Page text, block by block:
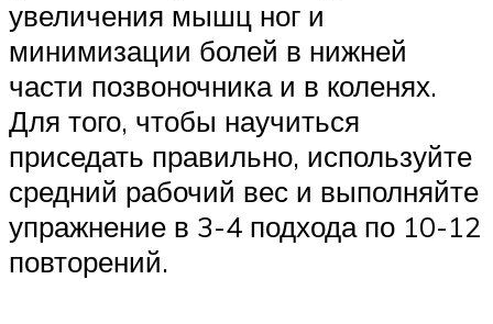
увеличения мышц ног и
минимизации болей в нижней
части позвоночника и в коленях.
Для того, чтобы научиться
приседать правильно, используйте
средний рабочий вес и выполняйте
упражнение в 3-4 подхода по 10-12
повторений.